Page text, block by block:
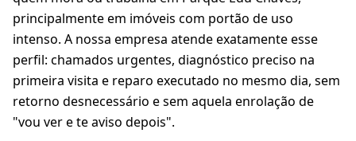
principalmente em imóveis com portão de uso
intenso. A nossa empresa atende exatamente esse
perfil: chamados urgentes, diagnóstico preciso na
primeira visita e reparo executado no mesmo dia, sem
retorno desnecessário e sem aquela enrolação de
"vou ver e te aviso depois".